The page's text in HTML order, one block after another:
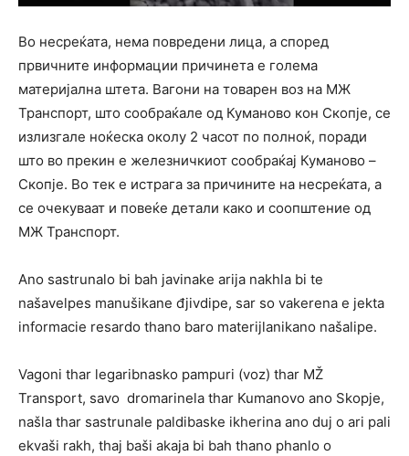
Во несреќата, нема повредени лица, а според
првичните информации причинета е голема
материјална штета. Вагони на товарен воз на МЖ
Транспорт, што сообраќале од Куманово кон Скопје, се
излизгале ноќеска околу 2 часот по полноќ, поради
што во прекин е железничкиот сообраќај Куманово –
Скопје. Во тек е истрага за причините на несреќата, а
се очекуваат и повеќе детали како и соопштение од
МЖ Транспорт.
Ano sastrunalo bi bah javinake arija nakhla bi te
našavelpes manušikane đjivdipe, sar so vakerena e jekta
informacie resardo thano baro materijlanikano našalipe.
Vagoni thar legaribnasko pampuri (voz) thar MŽ
Transport, savo dromarinela thar Kumanovo ano Skopje,
našla thar sastrunale paldibaske ikherina ano duj o ari pali
ekvaši rakh, thaj baši akaja bi bah thano phanlo o